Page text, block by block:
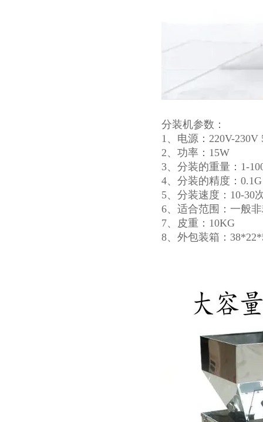
分装机参数：
1、电源：220V-230V
2、功率：15W
3、分装的重量：1-
4、分装的精度：
5、分装速度：10-30
6、适合范围：一般
7、皮重：10KG
8、外包装箱：